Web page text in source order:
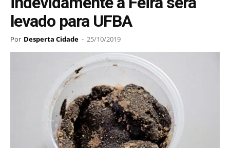
levado para UFBA
Por Desperta Cidade - 25/10/2019